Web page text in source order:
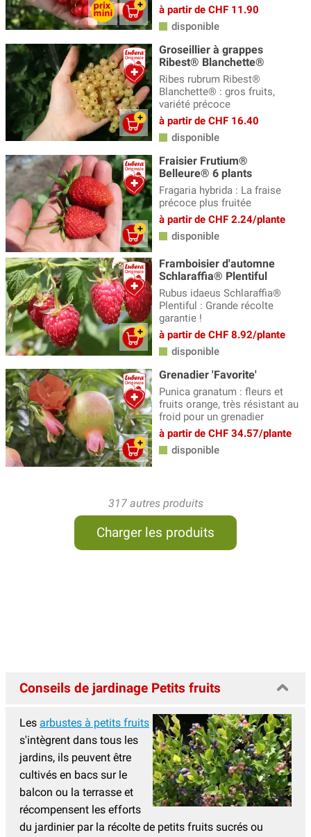
à partir de CHF 11.90
disponible
Groseillier à grappes
Ribest® Blanchette®
Ribes rubrum Ribest®
Blanchette® : gros fruits,
variété précoce
à partir de CHF 16.40
disponible
Fraisier Frutium®
Belleure® 6 plants
Fragaria hybrida : La fraise
précoce plus fruitée
à partir de CHF 2.24/plante
disponible
Framboisier d'automne
Schlaraffia® Plentiful
Rubus idaeus Schlaraffia®
Plentiful : Grande récolte
garantie !
à partir de CHF 8.92/plante
disponible
Grenadier 'Favorite'
Punica granatum : fleurs et
fruits orange, très résistant au
froid pour un grenadier
à partir de CHF 34.57/plante
disponible
317 autres produits
Charger les produits
Conseils de jardinage Petits fruits
Les arbustes à petits fruits
s'intègrent dans tous les
jardins, ils peuvent être
cultivés en bacs sur le
balcon ou la terrasse et
récompensent les efforts
du jardinier par la récolte de petits fruits sucrés ou